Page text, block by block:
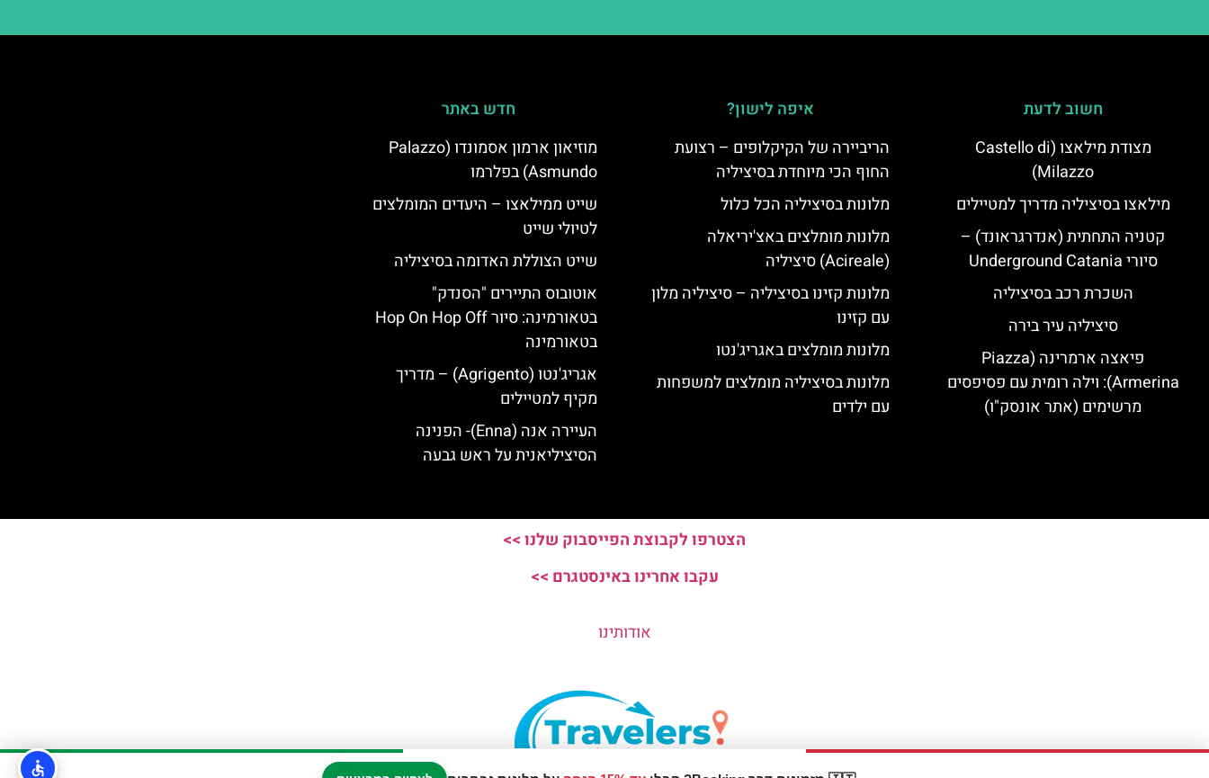
חשוב לדעת
מצודת מילאצו (Castello di
Milazzo)
מילאצו בסיציליה מדריך למטיילים
קטניה התחתית (אנדרגראונד) –
סיורי Underground Catania
השכרת רכב בסיציליה
סיציליה עיר בירה
פיאצה ארמרינה (Piazza
Armerina): וילה רומית עם פסיפסים
מרשימים (אתר אונסק"ו)
איפה לישון?
הריביירה של הקיקלופים – רצועת
החוף הכי מיוחדת בסיציליה
מלונות בסיציליה הכל כלול
מלונות מומלצים באצ'יריאלה
(Acireale) סיציליה
מלונות קזינו בסיציליה – סיציליה מלון
עם קזינו
מלונות מומלצים באגריג'נטו
מלונות בסיציליה מומלצים למשפחות
עם ילדים
חדש באתר
מוזיאון ארמון אסמונדו (Palazzo
Asmundo) בפלרמו
שייט ממילאצו – היעדים המומלצים
לטיולי שייט
שייט הצוללת האדומה בסיציליה
אוטובוס התיירים "הסנדק"
בטאורמינה: סיור Hop On Hop Off
בטאורמינה
אגריג'נטו (Agrigento) – מדריך
מקיף למטיילים
העיירה אנה (Enna)- הפנינה
הסיציליאנית על ראש גבעה
הצטרפו לקבוצת הפייסבוק שלנו >>
עקבו אחרינו באינסטגרם >>
אודותינו